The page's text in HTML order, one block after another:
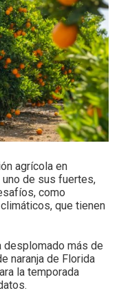
agrícola en
uno de sus fuertes,
como
que tienen
desplomado más de
naranja de Florida
la temporada